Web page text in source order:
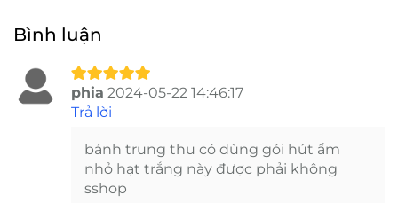
Bình luận
phia 2024-05-22 14:46:17
Trả lời
bánh trung thu có dùng gói hút ẩm
nhỏ hạt trắng này được phải không
sshop